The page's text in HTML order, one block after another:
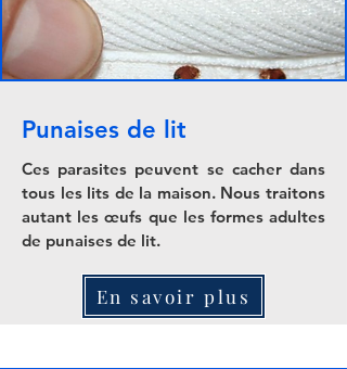
Punaises de lit
Ces parasites peuvent se cacher dans
tous les lits de la maison. Nous traitons
autant les œufs que les formes adultes
de punaises de lit.
En savoir plus